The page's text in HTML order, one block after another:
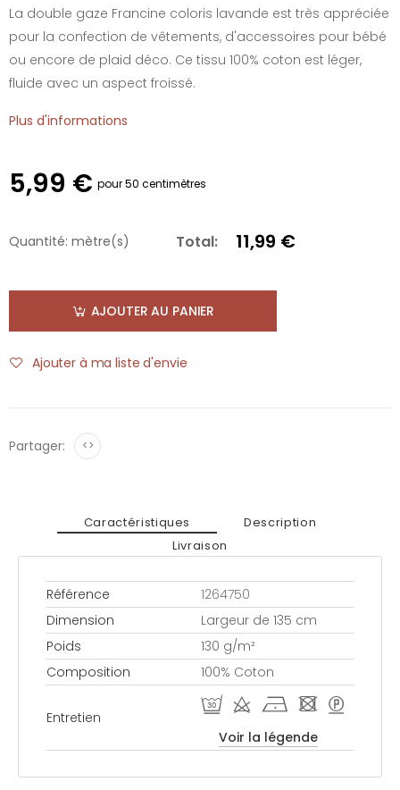
La double gaze Francine coloris lavande est très appréciée
pour la confection de vêtements, d'accessoires pour bébé
ou encore de plaid déco. Ce tissu 100% coton est léger,
fluide avec un aspect froissé.
Plus d'informations
5,99 € pour 50 centimètres
Quantité: mètre(s) Total: 11,99 €
AJOUTER AU PANIER
Ajouter à ma liste d'envie
Partager: <>
Caractéristiques
Description
Livraison
Référence
1264750
Dimension
Largeur de 135 cm
Poids
130 g/m²
Composition
100% Coton
Entretien
R d h - >
Voir la légende